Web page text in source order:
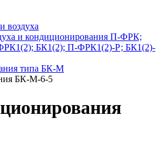
воздуха
и кондиционирования П-ФРК;
БК1(2); П-ФРК1(2)-Р; БК1(2)-
типа БК-М
БК-М-6-5